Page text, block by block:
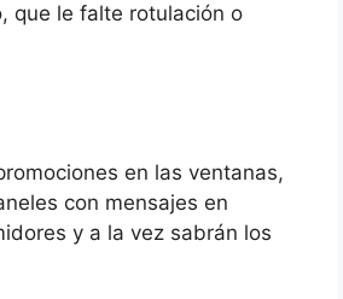
que le falte rotulación o
en las ventanas,
con mensajes en
y a la vez sabrán los